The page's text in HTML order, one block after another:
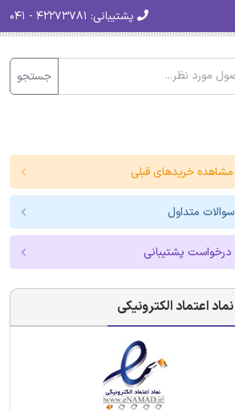
پشتیبانی:
جستجو
فرمت ترجمه مقاله فرمت مقاله انگلیسی
مشاهده خریدهای قبلی
سوالات متداول
درخواست پشتیبانی
نماد اعتماد الکترونیکی